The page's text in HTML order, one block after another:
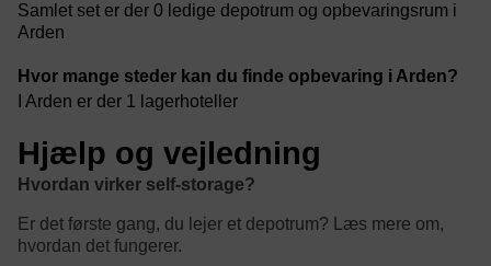
Samlet set er der 0 ledige depotrum og opbevaringsrum i
Arden
Hvor mange steder kan du finde opbevaring i Arden?
I Arden er der 1 lagerhoteller
Hjælp og vejledning
Hvordan virker self-storage?
Er det første gang, du lejer et depotrum? Læs mere om,
hvordan det fungerer.